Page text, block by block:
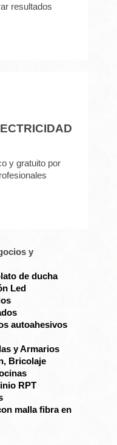
resultados
y gratuito por
y
de ducha
Led
autoahesivos
y Armarios
Bricolaje
RPT
malla fibra en